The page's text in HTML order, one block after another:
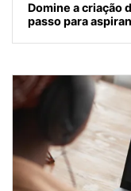
Domine a criação
passo para